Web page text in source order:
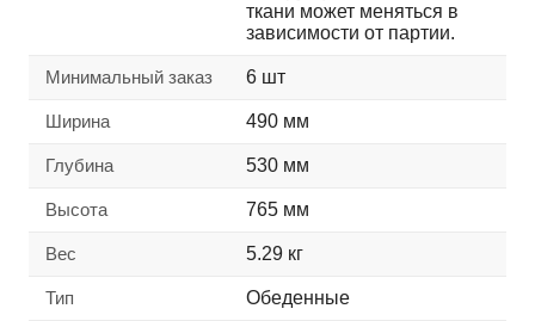
ткани может меняться в
зависимости от партии.
Минимальный заказ 6 шт
Ширина 490 мм
Глубина 530 мм
Высота 765 мм
Вес 5.29 кг
Тип Обеденные